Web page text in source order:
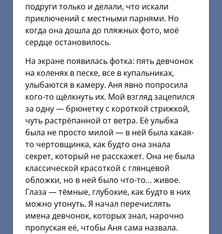
подруги только и делали, что искали
приключений с местными парнями. Но
когда она дошла до пляжных фото, моё
сердце остановилось.
На экране появилась фотка: пять девчонок
на коленях в песке, все в купальниках,
улыбаются в камеру. Аня явно попросила
кого-то щёлкнуть их. Мой взгляд зацепился
за одну — брюнетку с короткой стрижкой,
чуть растрёпанной от ветра. Её улыбка
была не просто милой — в ней была какая-
то чертовщинка, как будто она знала
секрет, который не расскажет. Она не была
классической красоткой с глянцевой
обложки, но в ней было что-то… живое.
Глаза — тёмные, глубокие, как будто в них
можно утонуть. Я начал перечислять
имена девчонок, которых знал, нарочно
пропуская её, чтобы Аня сама назвала.